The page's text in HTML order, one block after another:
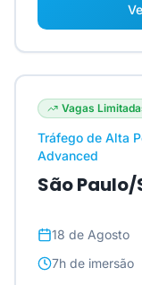
Vagas
Tráfego de Alta
Advanced
São Paulo/
18 de Agosto
7h de imersão